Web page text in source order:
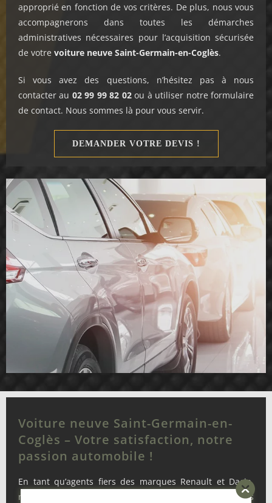
approprié en fonction de vos critères. De plus, nous vous
accompagnerons dans toutes les démarches
administratives nécessaires pour l’acquisition sécurisée
de votre voiture neuve Saint-Germain-en-Coglès.
Si vous avez des questions, n’hésitez pas à nous
contacter au 02 99 99 82 02ou à utiliser notre formulaire
de contact. Nous sommes là pour vous servir.
DEMANDER VOTRE DEVIS !
Voiture neuve Saint-Germain-en-
Coglès – Votre satisfaction, notre
passion automobile !
En tant qu’agents fiers des marques Renault et Dacia,
nous exploitons notre vaste expérience pour vous